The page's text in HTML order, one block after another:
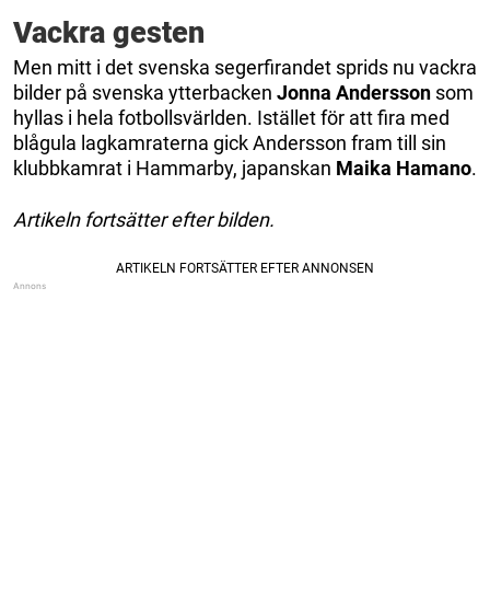
Vackra gesten
Men mitt i det svenska segerfirandet sprids nu vackra
bilder på svenska ytterbacken Jonna Andersson som
hyllas i hela fotbollsvärlden. Istället för att fira med
blågula lagkamraterna gick Andersson fram till sin
klubbkamrat i Hammarby, japanskan Maika Hamano.
Artikeln fortsätter efter bilden.